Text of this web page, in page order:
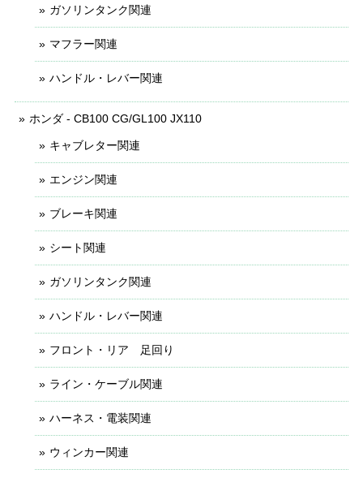
ガソリンタンク関連
マフラー関連
ハンドル・レバー関連
ホンダ - CB100 CG/GL100 JX110
キャブレター関連
エンジン関連
ブレーキ関連
シート関連
ガソリンタンク関連
ハンドル・レバー関連
フロント・リア 足回り
ライン・ケーブル関連
ハーネス・電装関連
ウィンカー関連